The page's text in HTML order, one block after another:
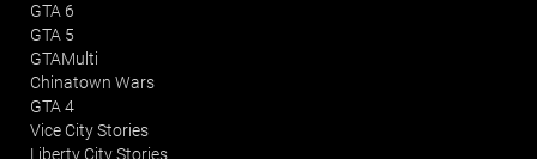
GTA 6
GTA 5
GTAMulti
Chinatown Wars
GTA 4
Vice City Stories
Liberty City Stories